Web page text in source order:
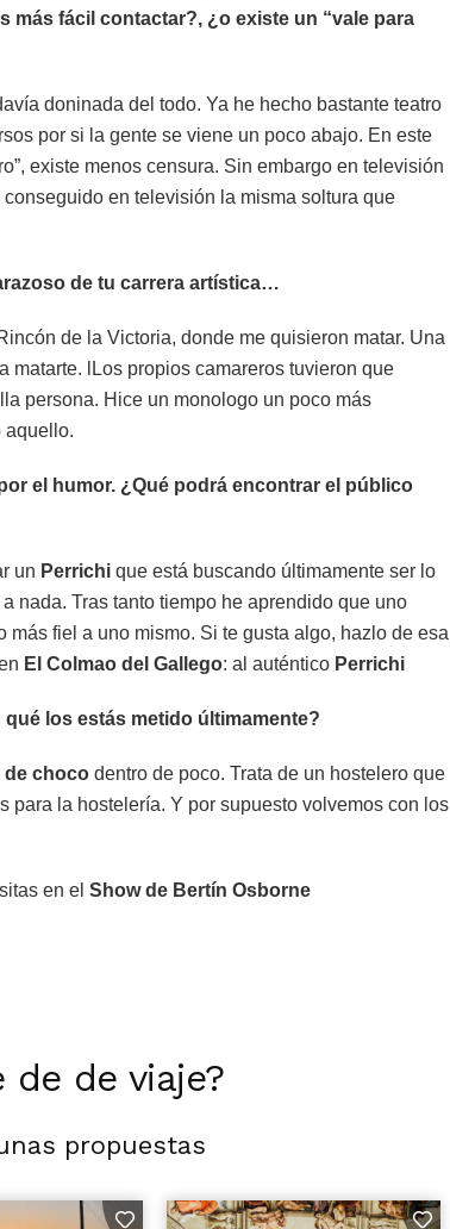
fácil contactar?, ¿o existe un “vale para
doninada del todo. Ya he hecho bastante teatro
por si la gente se viene un poco abajo. En este
existe menos censura. Sin embargo en televisión
en televisión la misma soltura que
de tu carrera artística…
de la Victoria, donde me quisieron matar. Una
matarte. lLos propios camareros tuvieron que
persona. Hice un monologo un poco más
aquello.
el humor. ¿Qué podrá encontrar el público
un Perrichi que está buscando últimamente ser lo
nada. Tras tanto tiempo he aprendido que uno
fiel a uno mismo. Si te gusta algo, hazlo de esa
El Colmao del Gallego: al auténtico Perrichi
los estás metido últimamente?
de choco dentro de poco. Trata de un hostelero que
para la hostelería. Y por supuesto volvemos con los
en el Show de Bertín Osborne
de de viaje?
propuestas